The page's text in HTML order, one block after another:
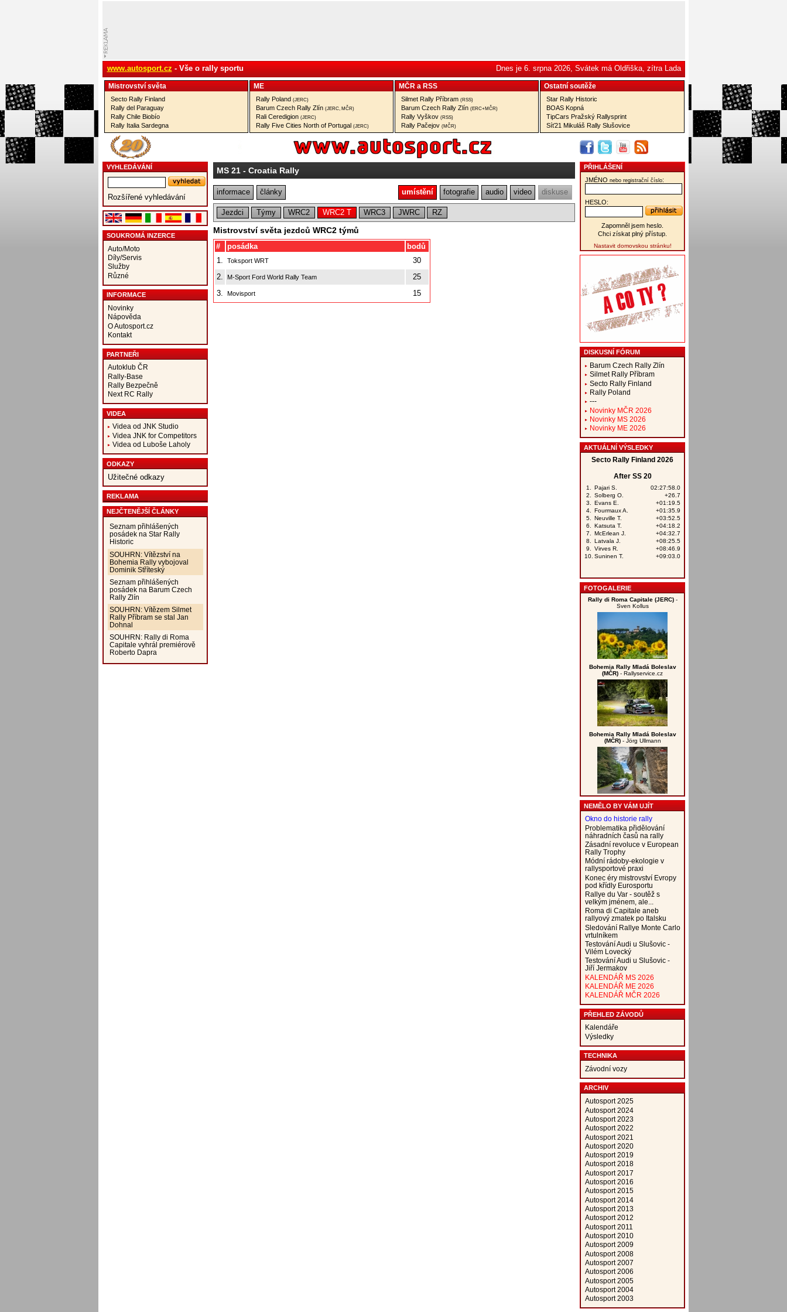
www.autosport.cz - Vše o rally sportu Dnes je 6. srpna 2026, Svátek má Oldřiška, zítra Lada
Mistrovství­ světa
Secto Rally Finland
Rally del Paraguay
Rally Chile Biobío
Rally Italia Sardegna
ME
Rally Poland (JERC)
Barum Czech Rally Zlín (JERC, MČR)
Rali Ceredigion (JERC)
Rally Five Cities North of Portugal (JERC)
MČR a RSS
Silmet Rally Příbram (RSS)
Barum Czech Rally Zlín (ERC+MČR)
Rally Vyškov (RSS)
Rally Pačejov (MČR)
Ostatní­ soutěže
Star Rally Historic
BOAS Kopná
TipCars Pražský Rallysprint
Síť21 Mikuláš Rally Slušovice
VYHLEDÁVÁNÍ
Rozšířené vyhledávání
SOUKROMÁ INZERCE
Auto/Moto
Díly/Servis
Služby
Různé
INFORMACE
Novinky
Nápověda
O Autosport.cz
Kontakt
PARTNEŘI
Autoklub ČR
Rally-Base
Rally Bezpečně
Next RC Rally
VIDEA
Videa od JNK Studio
Videa JNK for Competitors
Videa od Luboše Laholy
ODKAZY
Užitečné odkazy
REKLAMA
NEJČTENĚJŠÍ ČLÁNKY
Seznam přihlášených
posádek na Star Rally
Historic
SOUHRN: Vítězství na
Bohemia Rally vybojoval
Dominik Stříteský
Seznam přihlášených
posádek na Barum Czech
Rally Zlín
SOUHRN: Vítězem Silmet
Rally Příbram se stal Jan
Dohnal
SOUHRN: Rally di Roma
Capitale vyhrál premiérově
Roberto Dapra
MS 21- Croatia Rally
informace články umístění fotografie audio video diskuse
Jezdci Týmy WRC2 WRC2 T WRC3 JWRC RZ
Mistrovství světa jezdců WRC2 týmů
# posádka
bodů
1.
Toksport WRT
30
2.
M-Sport Ford World Rally Team
25
3.
Movisport 15
PŘIHLÁŠENÍ
JMÉNO nebo registrační číslo:
HESLO:
Zapomněl jsem heslo.
Chci získat plný přístup.
Nastavit domovskou stránku!
DISKUSNÍ FÓRUM
Barum Czech Rally Zlín
Silmet Rally Příbram
Secto Rally Finland
Rally Poland
---
Novinky MČR 2026
Novinky MS 2026
Novinky ME 2026
AKTUÁLNÍ VÝSLEDKY
FOTOGALERIE
Rally di Roma Capitale (JERC)-
Sven Kollus
Bohemia Rally Mladá Boleslav
(MČR) - Rallyservice.cz
Bohemia Rally Mladá Boleslav
(MČR)- Jörg Ullmann
NEMĚLO BY VÁM UJÍT
Okno do historie rally
Problematika přidělování
náhradních časů na rally
Zásadní revoluce v European
Rally Trophy
Módní rádoby-ekologie v
rallysportové praxi
Konec éry mistrovství Evropy
pod křídly Eurosportu
Rallye du Var - soutěž s
velkým jménem, ale...
Roma di Capitale aneb
rallyový zmatek po Italsku
Sledování Rallye Monte Carlo
vrtulníkem
Testování Audi u Slušovic -
Vilém Lovecký
Testování Audi u Slušovic -
Jiří Jermakov
KALENDÁŘ MS 2026
KALENDÁŘ ME 2026
KALENDÁŘ MČR 2026
PŘEHLED ZÁVODŮ
Kalendáře
Výsledky
TECHNIKA
Závodní vozy
ARCHIV
Autosport 2025
Autosport 2024
Autosport 2023
Autosport 2022
Autosport 2021
Autosport 2020
Autosport 2019
Autosport 2018
Autosport 2017
Autosport 2016
Autosport 2015
Autosport 2014
Autosport 2013
Autosport 2012
Autosport 2011
Autosport 2010
Autosport 2009
Autosport 2008
Autosport 2007
Autosport 2006
Autosport 2005
Autosport 2004
Autosport 2003